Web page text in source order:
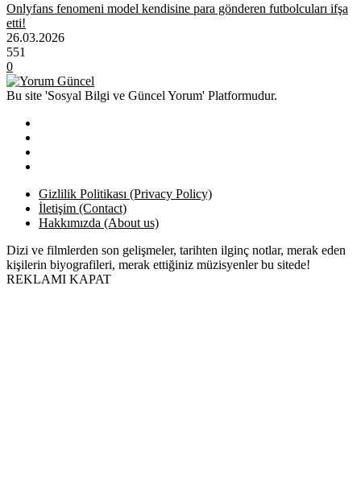
Onlyfans fenomeni model kendisine para gönderen futbolcuları ifşa
etti!
26.03.2026
551
0
Bu site 'Sosyal Bilgi ve Güncel Yorum' Platformudur.
Gizlilik Politikası (Privacy Policy)
İletişim (Contact)
Hakkımızda (About us)
Dizi ve filmlerden son gelişmeler, tarihten ilginç notlar, merak eden
kişilerin biyografileri, merak ettiğiniz müzisyenler bu sitede!
REKLAMI KAPAT